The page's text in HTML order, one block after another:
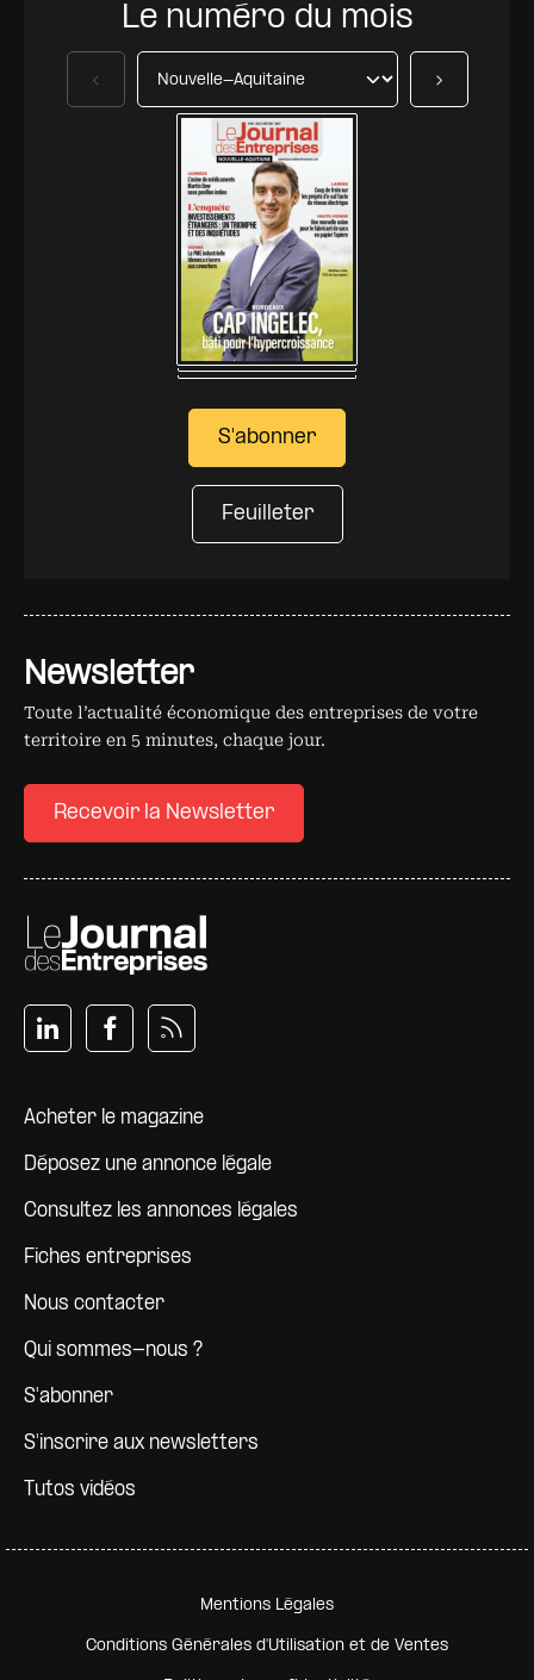
Newsletter
Toute l’actualité économique des entreprises de votre
territoire en 5 minutes, chaque jour.
Recevoir la Newsletter
Pied de page
Acheter le magazine
Déposez une annonce légale
Consultez les annonces légales
Fiches entreprises
Nous contacter
Qui sommes-nous ?
S'abonner
S'inscrire aux newsletters
Tutos vidéos
Le numéro du mois
S'abonner
Feuilleter
Précédent Suivant
Pied de page secondaire
Mentions Légales
Conditions Générales d'Utilisation et de Ventes